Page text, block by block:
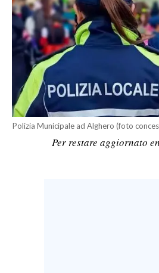
MONDO
POLITICA
ECONOMIA
SERVIZI ALLE IMPRESE
LAVORO
Polizia Municipale ad Alghero (foto
Per restare aggiornato